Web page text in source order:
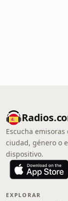
Escucha
ciudad, género o
dispositivo.
EXPLORAR